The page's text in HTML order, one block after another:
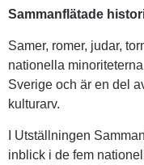
Sammanflätade
Samer, romer, judar,
nationella
Sverige och är en del
kulturarv.
I Utställningen
inblick i de fem